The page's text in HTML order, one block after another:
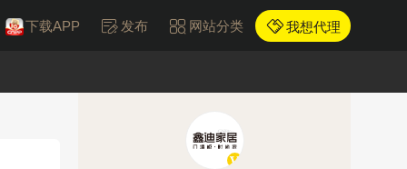
下载APP 发布 网站分类 我想代理